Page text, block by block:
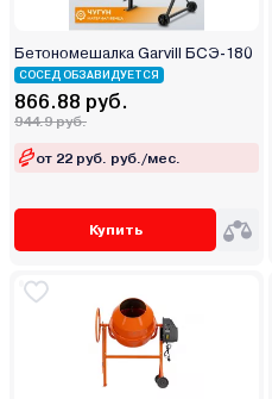
Бетономешалка Garvill БСЭ-180
СОСЕД ОБЗАВИДУЕТСЯ
866.88 руб.
944.9 руб.
от 22 руб. руб./мес.
Купить